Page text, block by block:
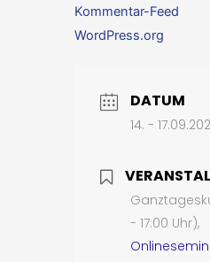
Kommentar-Feed
WordPress.org
DATUM
14. -
- 17:00 Uhr),